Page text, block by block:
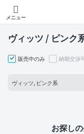
メニュー
ヴィッツ / ピンク
販売中のみ 納期交渉
ヴィッツ, ピンク系
お探し